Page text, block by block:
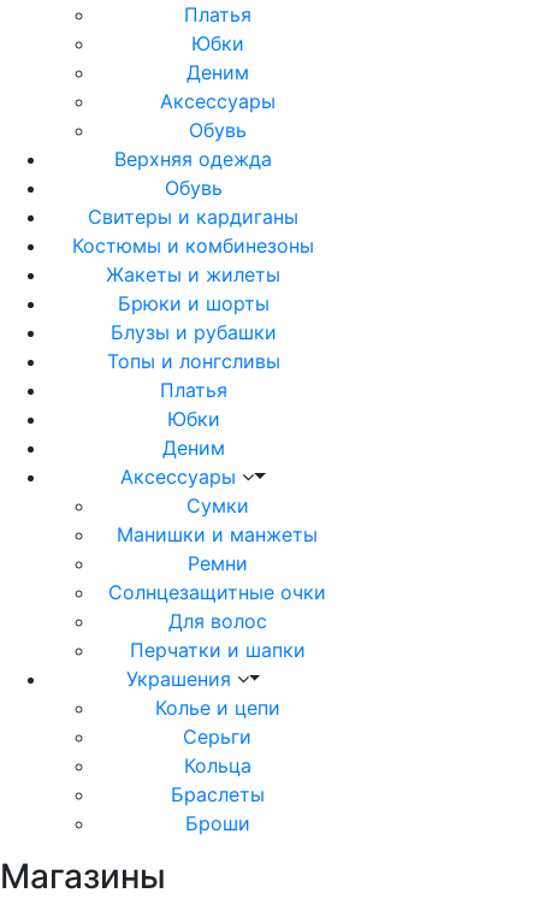
Платья
Юбки
Деним
Аксессуары
Обувь
Верхняя одежда
Обувь
Свитеры и кардиганы
Костюмы и комбинезоны
Жакеты и жилеты
Брюки и шорты
Блузы и рубашки
Топы и лонгсливы
Платья
Юбки
Деним
Аксессуары
Сумки
Манишки и манжеты
Ремни
Солнцезащитные очки
Для волос
Перчатки и шапки
Украшения
Колье и цепи
Серьги
Кольца
Браслеты
Броши
Магазины